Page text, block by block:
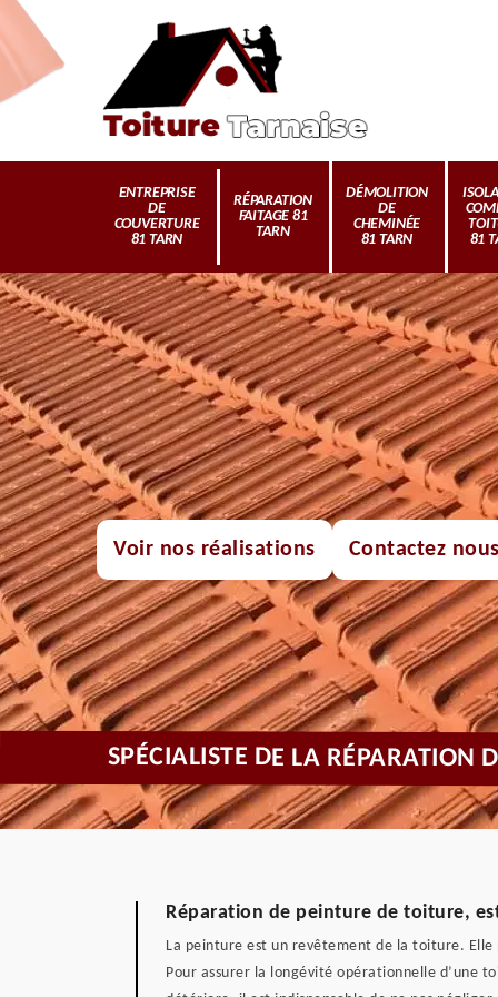
ENTREPRISE
DE
COUVERTURE
81 TARN
RÉPARATION
FAITAGE 81
TARN
DÉMOLITION
DE
CHEMINÉE
81 TARN
81
Voir nos réalisations Contactez nous
SPÉCIALISTE DE LA RÉPARATION
Réparation de peinture de toiture,
La peinture est un revêtement de la toiture.
Pour assurer la longévité opérationnelle d’une